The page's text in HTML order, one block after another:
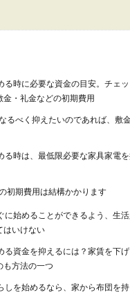
敷金礼金無しの物件は大丈
と注意点・良い物件の探し
え、敷金礼金無しの物件を借りよ
1ヶ月に必要な生活費の目
必要な生活費の内訳
ぐ初めての一人暮らしを始めると
る時に必要な資金の目安。チェ
・礼金などの初期費用
るべく抑えたいのであれば、敷
る時は、最低限必要な家具家電
初期費用は結構かかります
に始めることができるよう、生活
はいけない
る資金を抑えるには？家賃を下
も方法の一つ
しを始めるなら、家から布団を